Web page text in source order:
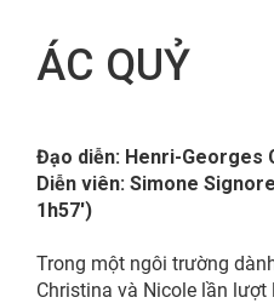
ÁC QUỶ
Đạo diễn: Henri-Georges
Diễn viên: Simone
1h57′)
Trong một ngôi trường
Christina và Nicole lần